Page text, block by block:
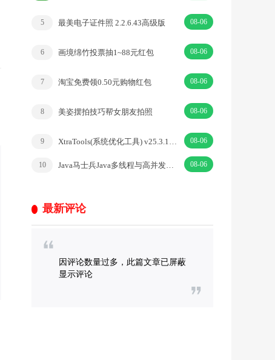
5 最美电子证件照 2.2.6.43高级版 08-06
6 画境绵竹投票抽1~88元红包 08-06
7 淘宝免费领0.50元购物红包 08-06
8 美姿摆拍技巧帮女朋友拍照 08-06
9 XtraTools(系统优化工具) v25.3.10便携绿色版 08-06
10 Java马士兵Java多线程与高并发从入门到精通 08-06
最新评论
因评论数量过多，此篇文章已屏蔽
显示评论